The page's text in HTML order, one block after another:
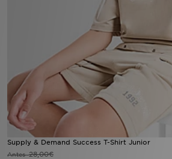
Supply & Demand Success T-Shirt Junior
Antes28,00€